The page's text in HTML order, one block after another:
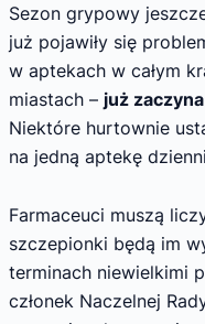
Sezon grypowy
już pojawiły się
w aptekach w całym
miastach – już
Niektóre hurtownie
na jedną aptekę
Farmaceuci muszą
szczepionki będą im
terminach niewielkimi
członek Naczelnej